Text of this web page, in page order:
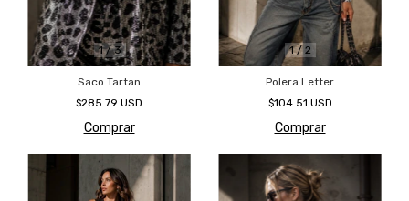
1/3
Saco Tartan
$285.79 USD
Comprar
1/2
Polera Letter
$104.51 USD
Comprar